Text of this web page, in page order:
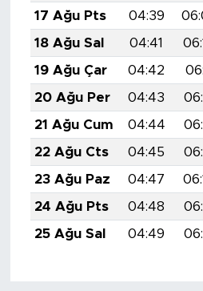
17 Ağu Pts
04:39
18 Ağu Sal
04:41
19 Ağu Çar
04:42
20 Ağu Per
04:43
21 Ağu Cum
04:44
22 Ağu Cts
04:45
23 Ağu Paz
04:47
24 Ağu Pts
04:48
25 Ağu Sal
04:49